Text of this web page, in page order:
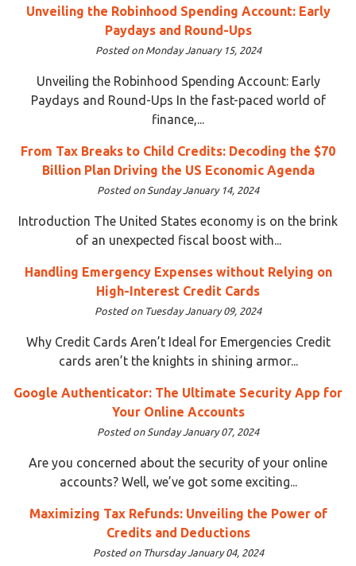
Unveiling the Robinhood Spending Account: Early
Paydays and Round-Ups
Posted on Monday January 15, 2024
Unveiling the Robinhood Spending Account: Early
Paydays and Round-Ups In the fast-paced world of
finance,...
From Tax Breaks to Child Credits: Decoding the $70
Billion Plan Driving the US Economic Agenda
Posted on Sunday January 14, 2024
Introduction The United States economy is on the brink
of an unexpected fiscal boost with...
Handling Emergency Expenses without Relying on
High-Interest Credit Cards
Posted on Tuesday January 09, 2024
Why Credit Cards Aren’t Ideal for Emergencies Credit
cards aren’t the knights in shining armor...
Google Authenticator: The Ultimate Security App for
Your Online Accounts
Posted on Sunday January 07, 2024
Are you concerned about the security of your online
accounts? Well, we’ve got some exciting...
Maximizing Tax Refunds: Unveiling the Power of
Credits and Deductions
Posted on Thursday January 04, 2024